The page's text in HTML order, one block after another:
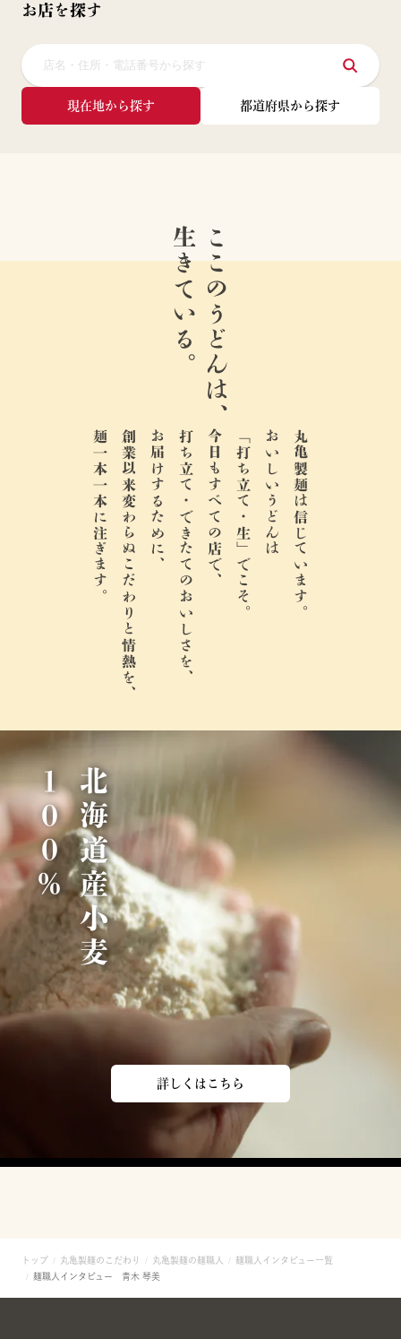
お店を探す
現在地から探す 都道府県から探す
ここのうどんは、
生きている。
丸亀製麺は信じています。
おいしいうどんは
「打ち立て・生」でこそ。
今日もすべての店で、
打ち立て・できたてのおいしさを、
お届けするために、
創業以来変わらぬこだわりと情熱を、
麺一本一本に注ぎます。
北
海
道
産
小
麦
1
0
0
％
詳しくはこちら
トップ 丸亀製麺のこだわり 丸亀製麺の麺職人
麺職人インタビュー一覧
麺職人インタビュー 青木 琴美